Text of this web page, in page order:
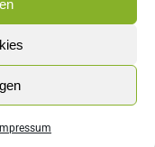
Impressum